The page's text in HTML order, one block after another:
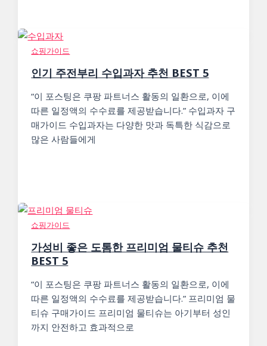
쇼핑가이드
인기 주전부리 수입과자 추천 BEST 5
“이 포스팅은 쿠팡 파트너스 활동의 일환으로, 이에
따른 일정액의 수수료를 제공받습니다.” 수입과자 구
매가이드 수입과자는 다양한 맛과 독특한 식감으로
많은 사람들에게
쇼핑가이드
가성비 좋은 도톰한 프리미엄 물티슈 추천
BEST 5
“이 포스팅은 쿠팡 파트너스 활동의 일환으로, 이에
따른 일정액의 수수료를 제공받습니다.” 프리미엄 물
티슈 구매가이드 프리미엄 물티슈는 아기부터 성인
까지 안전하고 효과적으로